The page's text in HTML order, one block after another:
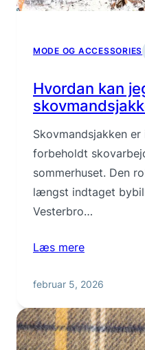
MODE OG ACCESSORIES
Hvordan kan
Skovmandsjakken
forbeholdt
sommerhuset. Den
længst indtaget
Vesterbro…
Læs mere
februar 5, 2026